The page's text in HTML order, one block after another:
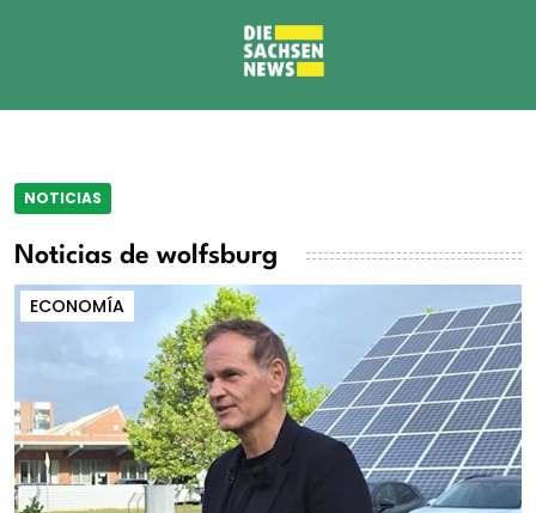
NOTICIAS
Noticias de wolfsburg
ECONOMÍA